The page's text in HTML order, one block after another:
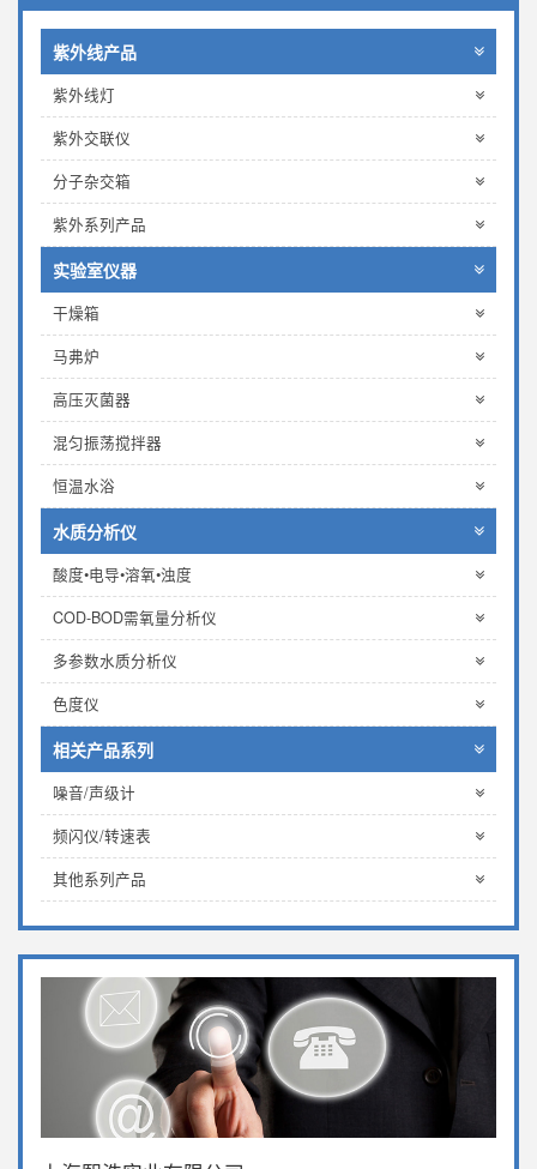
紫外线产品
紫外线灯
紫外交联仪
分子杂交箱
紫外系列产品
实验室仪器
干燥箱
马弗炉
高压灭菌器
混匀振荡搅拌器
恒温水浴
水质分析仪
酸度•电导•溶氧•浊度
COD-BOD需氧量分析仪
多参数水质分析仪
色度仪
相关产品系列
噪音/声级计
频闪仪/转速表
其他系列产品